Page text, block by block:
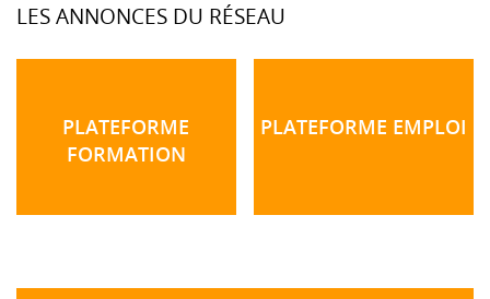
LES ANNONCES DU RÉSEAU
PLATEFORME
FORMATION
PLATEFORME EMPLOI